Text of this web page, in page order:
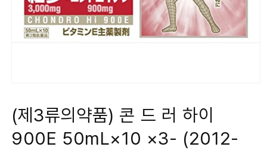
서
미
디
어
(제3류의약품) 콘 드 러 하이
900E 50mL×10 ×3- (2012-